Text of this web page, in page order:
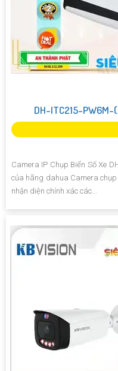
DH-ITC215-PW6M-
Camera IP Chụp Biển Số Xe
của hãng dahua Camera chụp
nhận diện chính xác các...